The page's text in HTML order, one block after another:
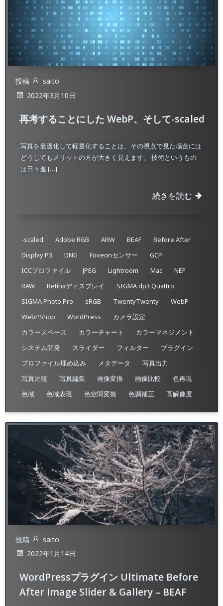
投稿
saito
2022年3月10日
再考することにした WebP、そして-scaled
写真を最適化して軽量化することは、その視点で見た場合には
どうしてもメリットの方が大きく見えます。 技術というもの
は日々進 […]
続きを読む
-scaled Adobe RGB ARW BEAF
Before After
Display P3
DNG Foveonセンサー
GCP
ICCプロファイル
JPEG Lightroom Mac
NEF
RAW
Retinaディスプレイ
SIGMA dp3 Quattro
SIGMA Photo Pro
sRGB TwentyTwenty
WebP
WebPShop
WordPress
カメラ設定
カラースペース
カラーチャート
カラーマネジメント
システム開発
スライダー フィルター
プラグイン
プロファイル埋め込み​
メタデータ
写真出力
写真比較
写真編集 画像変換 画像比較
色再現
色域
色域表現 色空間変換 色調補正 高解像度
投稿
saito
2022年1月14日
WordPressプラグイン Ultimate Before
After Image Slider & Gallery – BEAF